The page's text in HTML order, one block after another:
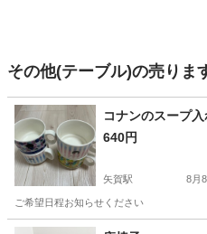
その他(テーブル)の売りま
コナンのスープ入
640円
矢賀駅 8月
ご希望日程お知らせください
広島 広島市 矢賀駅